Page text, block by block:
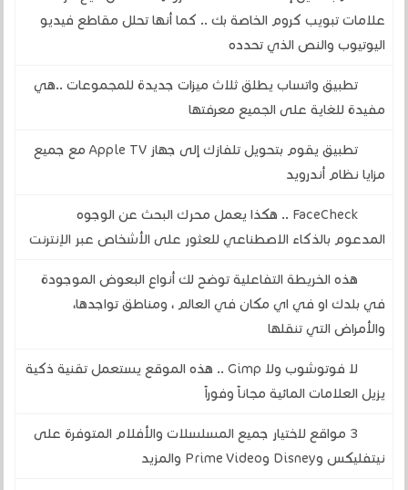
علامات تبويب كروم الخاصة بك .. كما أنها تحلل مقاطع فيديو
اليوتيوب والنص الذي تحدده
تطبيق واتساب يطلق ثلاث ميزات جديدة للمجموعات ..هي
مفيدة للغاية على الجميع معرفتها
تطبيق يقوم بتحويل تلفازك إلى جهاز Apple TV مع جميع
مزايا نظام أندرويد
FaceCheck .. هكذا يعمل محرك البحث عن الوجوه
المدعوم بالذكاء الاصطناعي للعثور على الأشخاص عبر الإنترنت
هذه الخريطة التفاعلية توضح لك أنواع البعوض الموجودة
في بلدك او في اي مكان في العالم ، ومناطق تواجدها،
والأمراض التي تنقلها
لا فوتوشوب ولا Gimp .. هذه الموقع يستعمل تقنية ذكية
يزيل العلامات المائية مجاناً وفوراً
3 مواقع لاختيار جميع المسلسلات والأفلام المتوفرة على
نيتفليكس وDisney وPrime Video والمزيد